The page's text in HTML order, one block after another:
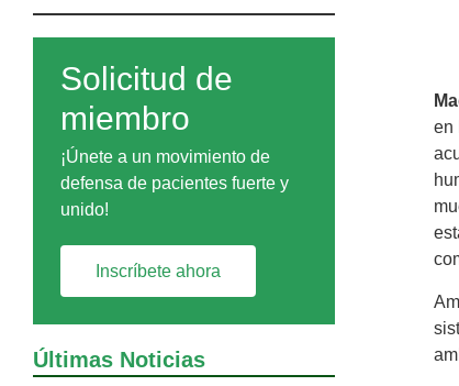
Solicitud de
miembro
¡Únete a un movimiento de
defensa de pacientes fuerte y
unido!
Inscríbete ahora
Últimas Noticias
en